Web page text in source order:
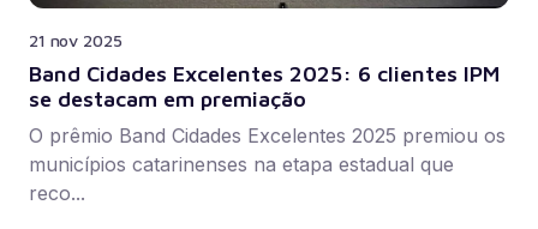
21 nov 2025
Band Cidades Excelentes 2025: 6 clientes IPM
se destacam em premiação
O prêmio Band Cidades Excelentes 2025 premiou os
municípios catarinenses na etapa estadual que
reco...